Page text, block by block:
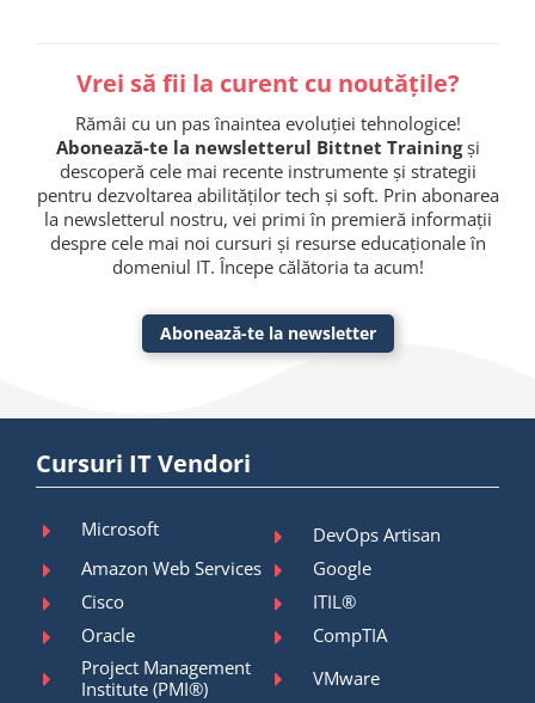
Vrei să fii la curent cu noutățile?
Rămâi cu un pas înaintea evoluției tehnologice!
Abonează-te la newsletterul Bittnet Trainingși
descoperă cele mai recente instrumente și strategii
pentru dezvoltarea abilităților tech și soft. Prin abonarea
la newsletterul nostru, vei primi în premieră informații
despre cele mai noi cursuri și resurse educaționale în
domeniul IT. Începe călătoria ta acum!
Abonează-te la newsletter
Cursuri IT Vendori
Microsoft
DevOps Artisan
Amazon Web Services
Google
Cisco
ITIL®
Oracle
CompTIA
Project Management
Institute (PMI®)
VMware